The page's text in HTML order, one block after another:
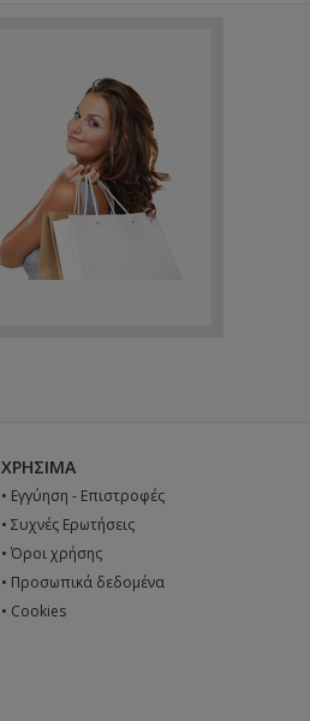
ΧΡΉΣΙΜΑ
• Εγγύηση - Επιστροφές
• Συχνές Ερωτήσεις
• Όροι χρήσης
• Προσωπικά δεδομένα
• Cookies